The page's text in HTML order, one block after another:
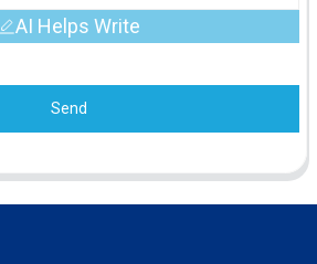
AI Helps Write
Send